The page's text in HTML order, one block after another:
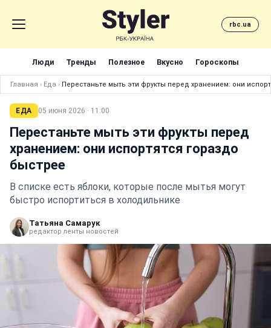
rbc.ua
Люди Тренды Полезное Вкусно Гороскопы
Главная › Еда › Перестаньте мыть эти фрукты перед хранением: они
ЕДА 05 июня 2026 · 11:00
Перестаньте мыть эти фрукты перед
хранением: они испортятся гораздо
быстрее
В списке есть яблоки, которые после мытья могут
быстро испортиться в холодильнике
Татьяна Самарук
редактор ленты новостей